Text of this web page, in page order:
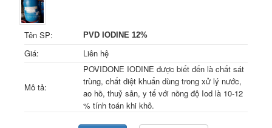
Tên SP: PVD IODINE 12%
Giá: Liên hệ
Mô tả:
POVIDONE IODINE được biết đến là chất sát
trùng, chất diệt khuẩn dùng trong xử lý nước,
ao hồ, thuỷ sản, y tế với nồng độ Iod là 10-12
% tính toán khi khô.